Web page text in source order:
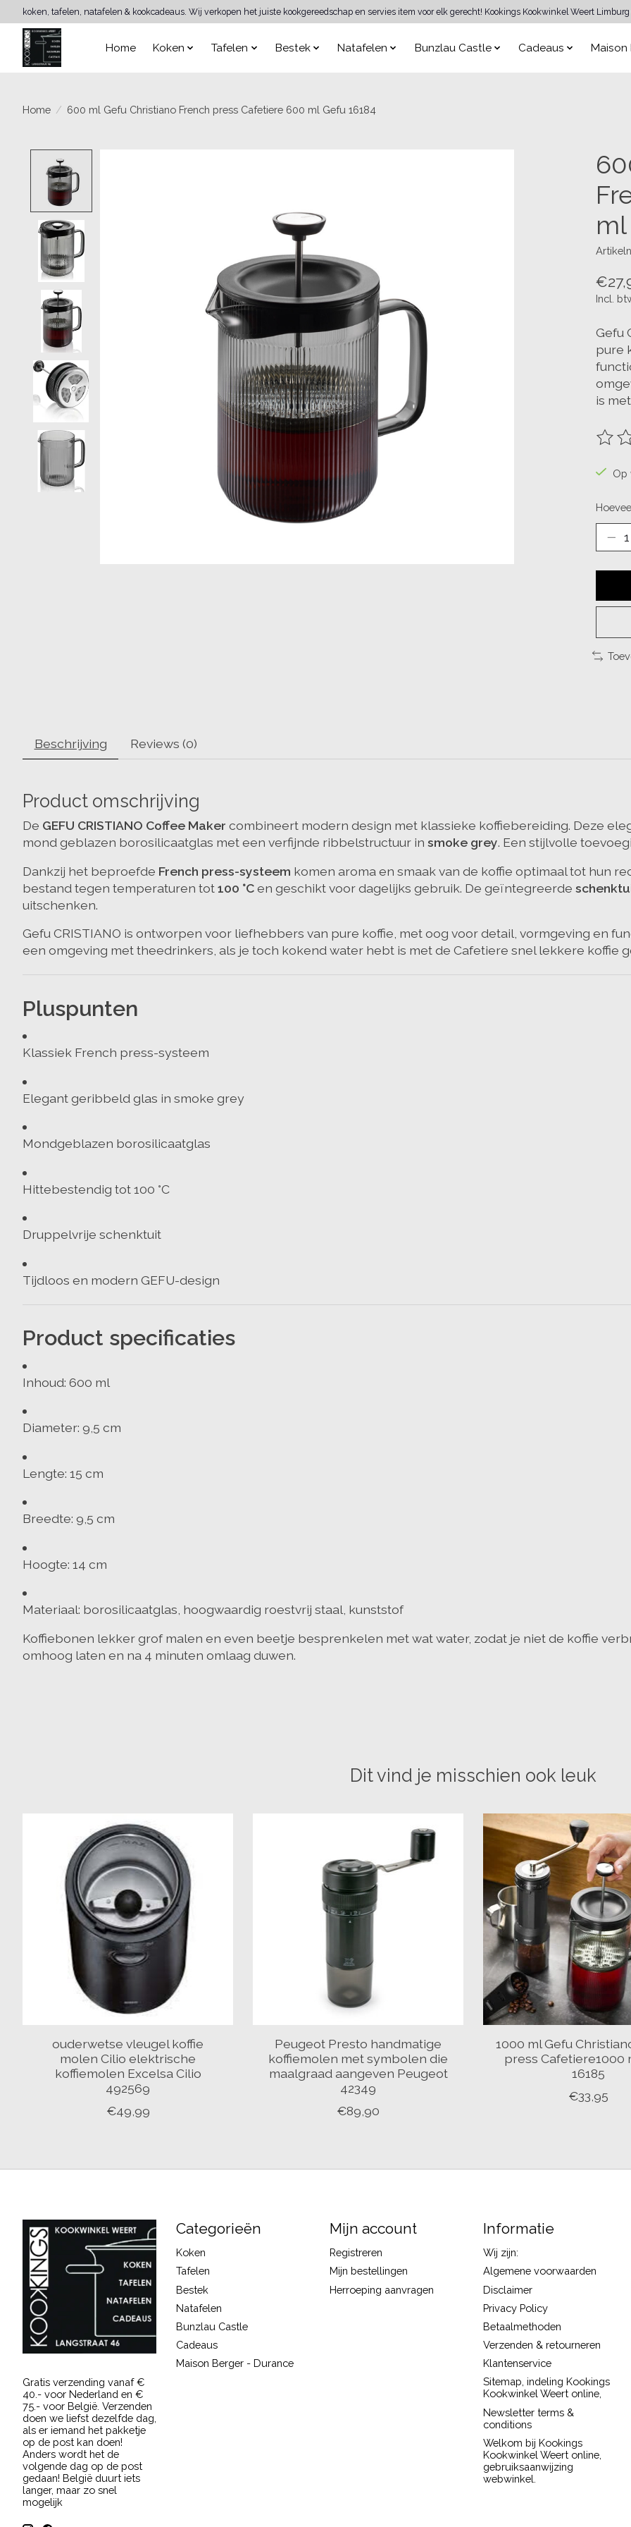
koken, tafelen, natafelen & kookcadeaus. Wij verkopen het juiste kookgereedschap en servies item voor elk gerecht! Kookings Kookwinkel Weert
Home Koken Tafelen Bestek Natafelen Bunzlau Castle Cadeaus Maison
Home / 600 ml Gefu Christiano French press Cafetiere 600 ml Gefu 16184
ml
Incl.
Gefu
pure
is
De
Op
Beschrijving Reviews (0)
Product omschrijving
De GEFU CRISTIANO Coffee Maker combineert modern design met klassieke koffiebereiding. Deze
mond geblazen borosilicaatglas met een verfijnde ribbelstructuur in smoke grey. Een stijlvolle
Dankzij het beproefde French press-systeem komen aroma en smaak van de koffie optimaal tot hun
bestand tegen temperaturen tot100 °Cen geschikt voor dagelijks gebruik. De geïntegreerde
uitschenken.
Gefu CRISTIANO is ontworpen voor liefhebbers van pure koffie, met oog voor detail, vormgeving en
een omgeving met theedrinkers, als je toch kokend water hebt is met de Cafetiere snel lekkere koffie
Pluspunten
Klassiek French press-systeem
Elegant geribbeld glas in smoke grey
Mondgeblazen borosilicaatglas
Hittebestendig tot 100 °C
Druppelvrije schenktuit
Tijdloos en modern GEFU-design
Product specificaties
Inhoud: 600 ml
Diameter: 9,5 cm
Lengte: 15 cm
Breedte: 9,5 cm
Hoogte: 14 cm
Materiaal: borosilicaatglas, hoogwaardig roestvrij staal, kunststof
Koffiebonen lekker grof malen en even beetje besprenkelen met wat water, zodat je niet de koffie
omhoog laten en na 4 minuten omlaag duwen.
Dit vind je misschien ook leuk
Items van productcarrousel
ouderwetse vleugel koffie
molen Cilio elektrische
koffiemolen Excelsa Cilio
492569
€49,99
Peugeot Presto handmatige
koffiemolen met symbolen die
maalgraad aangeven Peugeot
42349
€89,90
1000 ml Gefu
press Cafetiere1000
16185
€33,95
Gratis verzending vanaf €
40.- voor Nederland en €
75.- voor België. Verzenden
doen we liefst dezelfde dag,
als er iemand het pakketje
op de post kan doen!
Anders wordt het de
volgende dag op de post
gedaan! België duurt iets
langer, maar zo snel
mogelijk
Categorieën
Koken
Tafelen
Bestek
Natafelen
Bunzlau Castle
Cadeaus
Maison Berger - Durance
Mijn account
Registreren
Mijn bestellingen
Herroeping aanvragen
Informatie
Wij zijn:
Algemene voorwaarden
Disclaimer
Privacy Policy
Betaalmethoden
Verzenden & retourneren
Klantenservice
Sitemap, indeling Kookings
Kookwinkel Weert online,
Newsletter terms &
conditions
Welkom bij Kookings
Kookwinkel Weert online,
gebruiksaanwijzing
webwinkel.